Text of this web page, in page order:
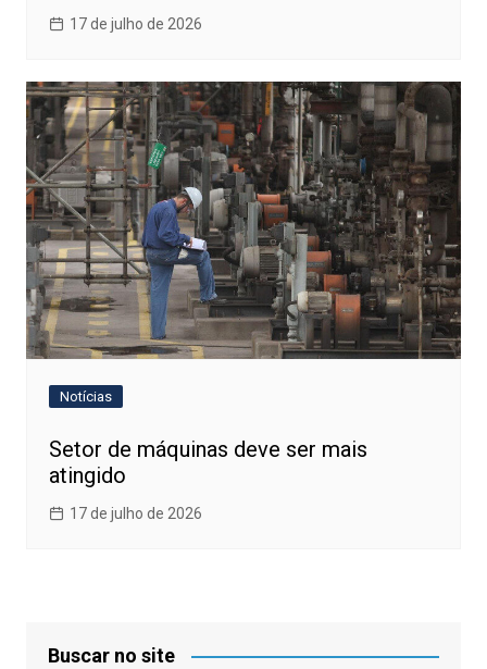
17 de julho de 2026
Notícias
Setor de máquinas deve ser mais
atingido
17 de julho de 2026
Buscar no site